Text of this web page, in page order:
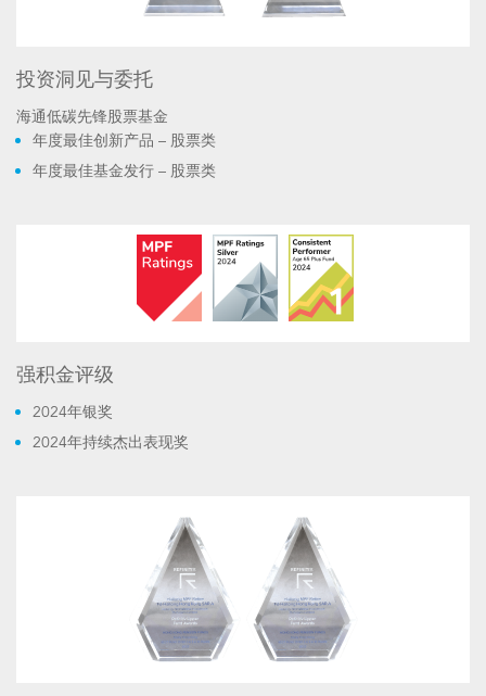
投资洞见与委托
海通低碳先锋股票基金
年度最佳创新产品 – 股票类
年度最佳基金发行 – 股票类
强积金评级
2024年银奖
2024年持续杰出表现奖